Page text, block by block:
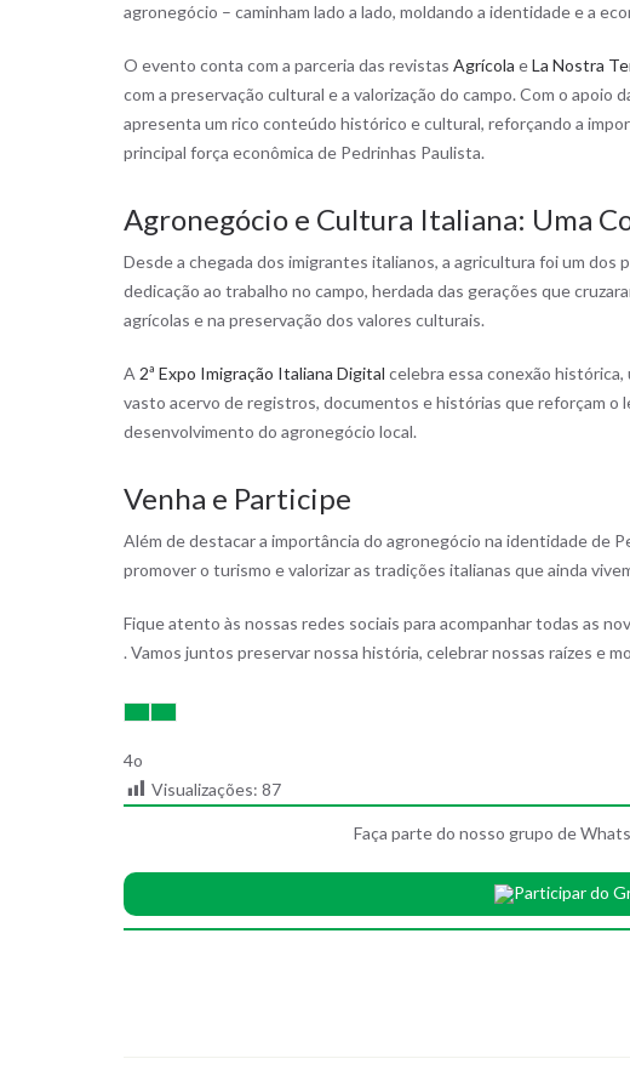
agronegócio – caminham lado a lado, moldando a identidade e a
O evento conta com a parceria das revistas Agrícola eLa Nostra
com a preservação cultural e a valorização do campo. Com o apoio
apresenta um rico conteúdo histórico e cultural, reforçando a
principal força econômica de Pedrinhas Paulista.
Agronegócio e Cultura Italiana: Uma
Desde a chegada dos imigrantes italianos, a agricultura foi um
dedicação ao trabalho no campo, herdada das gerações que
agrícolas e na preservação dos valores culturais.
A 2ª Expo Imigração Italiana Digital celebra essa conexão
vasto acervo de registros, documentos e histórias que reforçam o
desenvolvimento do agronegócio local.
Venha e Participe
Além de destacar a importância do agronegócio na identidade de
promover o turismo e valorizar as tradições italianas que ainda
Fique atento às nossas redes sociais para acompanhar todas as
. Vamos juntos preservar nossa história, celebrar nossas raízes e
4o
Visualizações: 87
Faça parte do nosso grupo de
Participar do